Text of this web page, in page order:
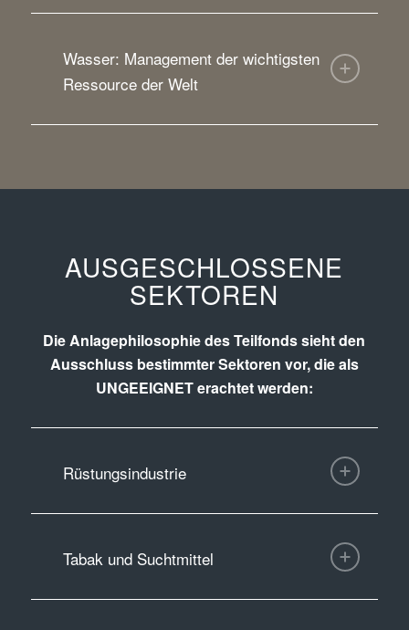
Wasser: Management der wichtigsten
Ressource der Welt
AUSGESCHLOSSENE
SEKTOREN
Die Anlagephilosophie des Teilfonds sieht den
Ausschluss bestimmter Sektoren vor, die als
UNGEEIGNET erachtet werden:
Rüstungsindustrie
Tabak und Suchtmittel